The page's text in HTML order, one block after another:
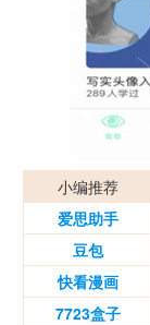
小编推荐
爱思助手
豆包
快看漫画
7723盒子